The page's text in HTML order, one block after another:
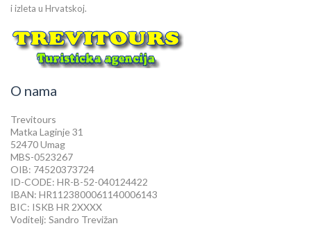
i izleta u Hrvatskoj.
O nama
Trevitours
Matka Laginje 31
52470 Umag
MBS-0523267
OIB: 74520373724
ID-CODE: HR-B-52-040124422
IBAN: HR1123800061140006143
BIC: ISKB HR 2XXXX
Voditelj: Sandro Trevižan